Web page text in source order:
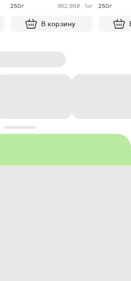
250г
962.99 ₽ · 1кг
В корзину
250г